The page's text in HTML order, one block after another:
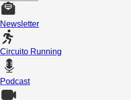
Newsletter
Circuito Running
Podcast